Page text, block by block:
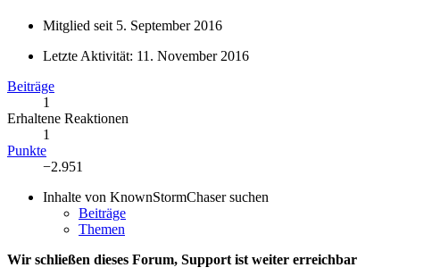
Mitglied seit 5. September 2016
Letzte Aktivität: 11. November 2016
Beiträge
1
Erhaltene Reaktionen
1
Punkte
−2.951
Inhalte von KnownStormChaser suchen
Beiträge
Themen
Wir schließen dieses Forum, Support ist weiter erreichbar